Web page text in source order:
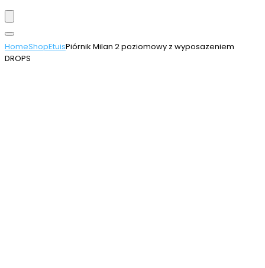
HomeShopEtuisPiórnik Milan 2 poziomowy z wyposazeniem
DROPS